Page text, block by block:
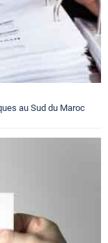
au Sud du Maroc